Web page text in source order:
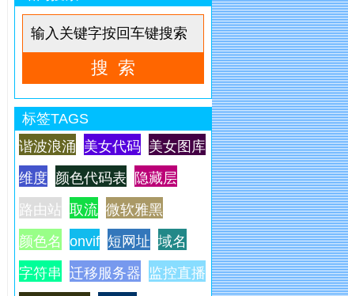
标签TAGS
谐波浪涌 美女代码 美女图库
维度 颜色代码表
隐藏层
路由站 取流 微软雅黑
颜色名
onvif 短网址 域名
字符串 迁移服务器
监控直播